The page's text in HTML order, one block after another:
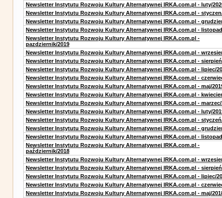
Newsletter Instytutu Rozwoju Kultury Alternatywnej IRKA.com.pl - luty/
Newsletter Instytutu Rozwoju Kultury Alternatywnej IRKA.com.pl -
Newsletter Instytutu Rozwoju Kultury Alternatywnej IRKA.com.pl -
Newsletter Instytutu Rozwoju Kultury Alternatywnej IRKA.com.pl -
Newsletter Instytutu Rozwoju Kultury Alternatywnej IRKA.com.pl -
pazdziernik/2019
Newsletter Instytutu Rozwoju Kultury Alternatywnej IRKA.com.pl -
Newsletter Instytutu Rozwoju Kultury Alternatywnej IRKA.com.pl -
Newsletter Instytutu Rozwoju Kultury Alternatywnej IRKA.com.pl - lipiec/
Newsletter Instytutu Rozwoju Kultury Alternatywnej IRKA.com.pl -
Newsletter Instytutu Rozwoju Kultury Alternatywnej IRKA.com.pl - maj/
Newsletter Instytutu Rozwoju Kultury Alternatywnej IRKA.com.pl -
Newsletter Instytutu Rozwoju Kultury Alternatywnej IRKA.com.pl - marzec/
Newsletter Instytutu Rozwoju Kultury Alternatywnej IRKA.com.pl - luty/
Newsletter Instytutu Rozwoju Kultury Alternatywnej IRKA.com.pl -
Newsletter Instytutu Rozwoju Kultury Alternatywnej IRKA.com.pl -
Newsletter Instytutu Rozwoju Kultury Alternatywnej IRKA.com.pl -
Newsletter Instytutu Rozwoju Kultury Alternatywnej IRKA.com.pl -
październik/2018
Newsletter Instytutu Rozwoju Kultury Alternatywnej IRKA.com.pl -
Newsletter Instytutu Rozwoju Kultury Alternatywnej IRKA.com.pl -
Newsletter Instytutu Rozwoju Kultury Alternatywnej IRKA.com.pl - lipiec/
Newsletter Instytutu Rozwoju Kultury Alternatywnej IRKA.com.pl -
Newsletter Instytutu Rozwoju Kultury Alternatywnej IRKA.com.pl - maj/